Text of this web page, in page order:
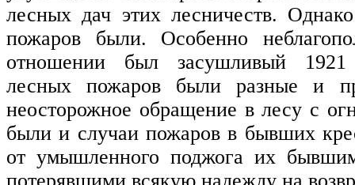
лесных дач этих лесничеств.
пожаров были. Особенно
отношении был засушливый
лесных пожаров были разные и
неосторожное обращение в лесу с
были и случаи пожаров в бывших
от умышленного поджога их
потерявшими всякую надежду на